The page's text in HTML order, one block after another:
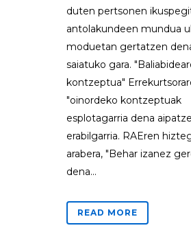
duten pertsonen
antolakundeen mundua
moduetan gertatzen
saiatuko gara.
kontzeptua"
"oinordeko kontzeptuak
esplotagarria dena
erabilgarria. RAEren
arabera, "Behar izanez
dena...
READ MORE